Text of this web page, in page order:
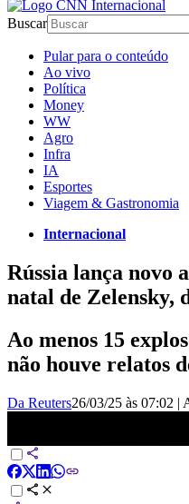
Buscar
Pular para o conteúdo
Ao vivo
Política
Money
WW
Agro
Infra
IA
Esportes
Viagem & Gastronomia
Internacional
Rússia lança novo
natal de Zelensky,
Ao menos 15
não houve relatos
Da Reuters26/03/25 às 07:02 |